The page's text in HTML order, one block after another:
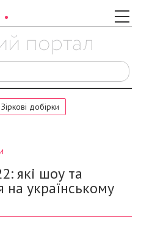
Зіркові добірки
які шоу та
на українському